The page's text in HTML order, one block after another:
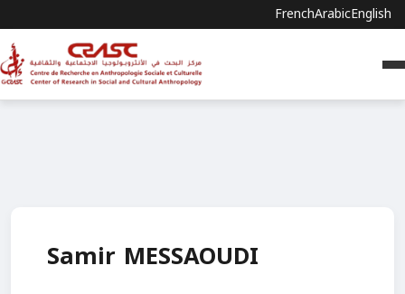
FrenchArabicEnglish
Samir MESSAOUDI